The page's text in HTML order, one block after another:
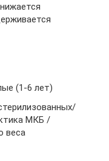
(1-6 лет)
МКБ /
веса